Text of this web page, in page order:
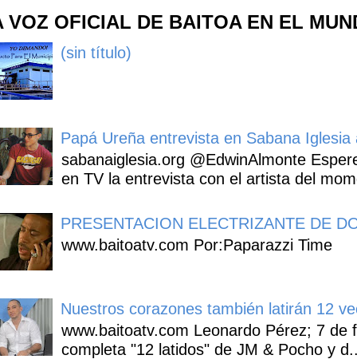
VOZ OFICIAL DE BAITOA EN EL
(sin título)
Papá Ureña entrevista en Sabana
sabanaiglesia.org @EdwinAlmonte
en TV la entrevista con el artista del
PRESENTACION ELECTRIZANTE DE
www.baitoatv.com Por:Paparazzi Time
Nuestros corazones también latirán 12
www.baitoatv.com Leonardo Pérez; 7
completa "12 latidos" de JM & Pocho y